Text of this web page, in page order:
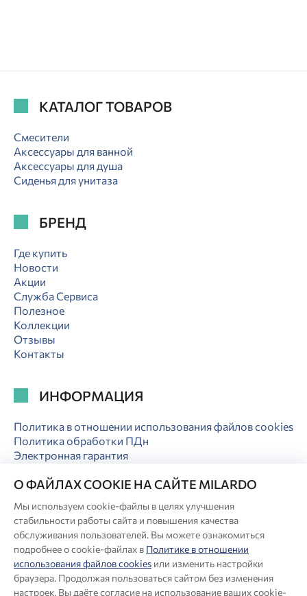
КАТАЛОГ ТОВАРОВ
Смесители
Аксессуары для ванной
Аксессуары для душа
Сиденья для унитаза
БРЕНД
Где купить
Новости
Акции
Служба Сервиса
Полезное
Коллекции
Отзывы
Контакты
ИНФОРМАЦИЯ
Политика в отношении использования файлов cookies
Политика обработки ПДн
Электронная гарантия
© Milardo
Разработка сайта:
Производитель оставляет за собой право в любой момент
О ФАЙЛАХ COOKIE НА САЙТЕ MILARDO
Мы используем cookie-файлы в целях улучшения
стабильности работы сайта и повышения качества
обслуживания пользователей. Вы можете ознакомиться
подробнее о cookie-файлах в Политике в отношении
использования файлов cookies или изменить настройки
браузера. Продолжая пользоваться сайтом без изменения
настроек, Вы даёте согласие на использование ваших cookie-